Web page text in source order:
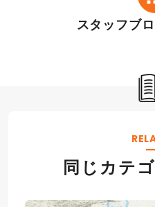
スタッフブ
同じカテ